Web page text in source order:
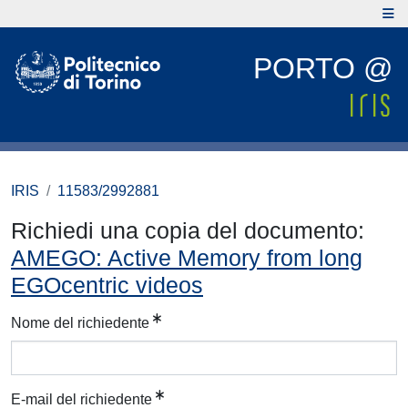
PORTO @
IRIS 11583/2992881
Richiedi una copia del documento:
AMEGO: Active Memory from long
EGOcentric videos
Nome del richiedente
E-mail del richiedente